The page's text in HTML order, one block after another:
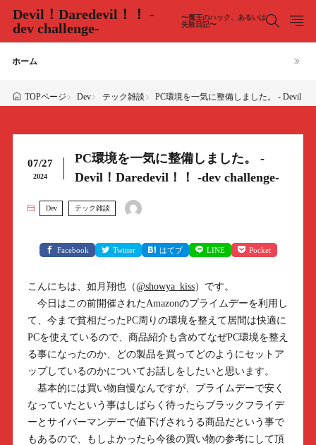
Devil！Daredevil！！ -
dev challenge-
〜魔王のハック、あるいは
失敗日記〜
ホーム
TOPページ Dev テック雑談 PC環境を一気に整備しました。 - Devil！
07/27
2024
PC環境を一気に整備しました。 -
Devil！Daredevil！！ -dev challenge-
Dev テック雑談
Facebook Twitter はてブ LINE Pocket
こんにちは、如月翔也（@showya_kiss）です。
今日はこの前開催されたAmazonのプライムデーを利用し
て、今まで貧相だったPC周りの環境を整えて居間は快適に
PCを使えているので、商品紹介も含めてなぜPC環境を整え
る事になったのか、どの製品を買ってどのようにセットア
ップしているのかについてお話しをしたいと思います。
基本的には買い物自慢なんですが、プライムデーで安く
なっていたという事はしばらく待ったらブラックフライデ
ーとサイバーマンデーで値下げされうる商品だという事で
もあるので、もしよかったら今後の買い物の参考にして頂